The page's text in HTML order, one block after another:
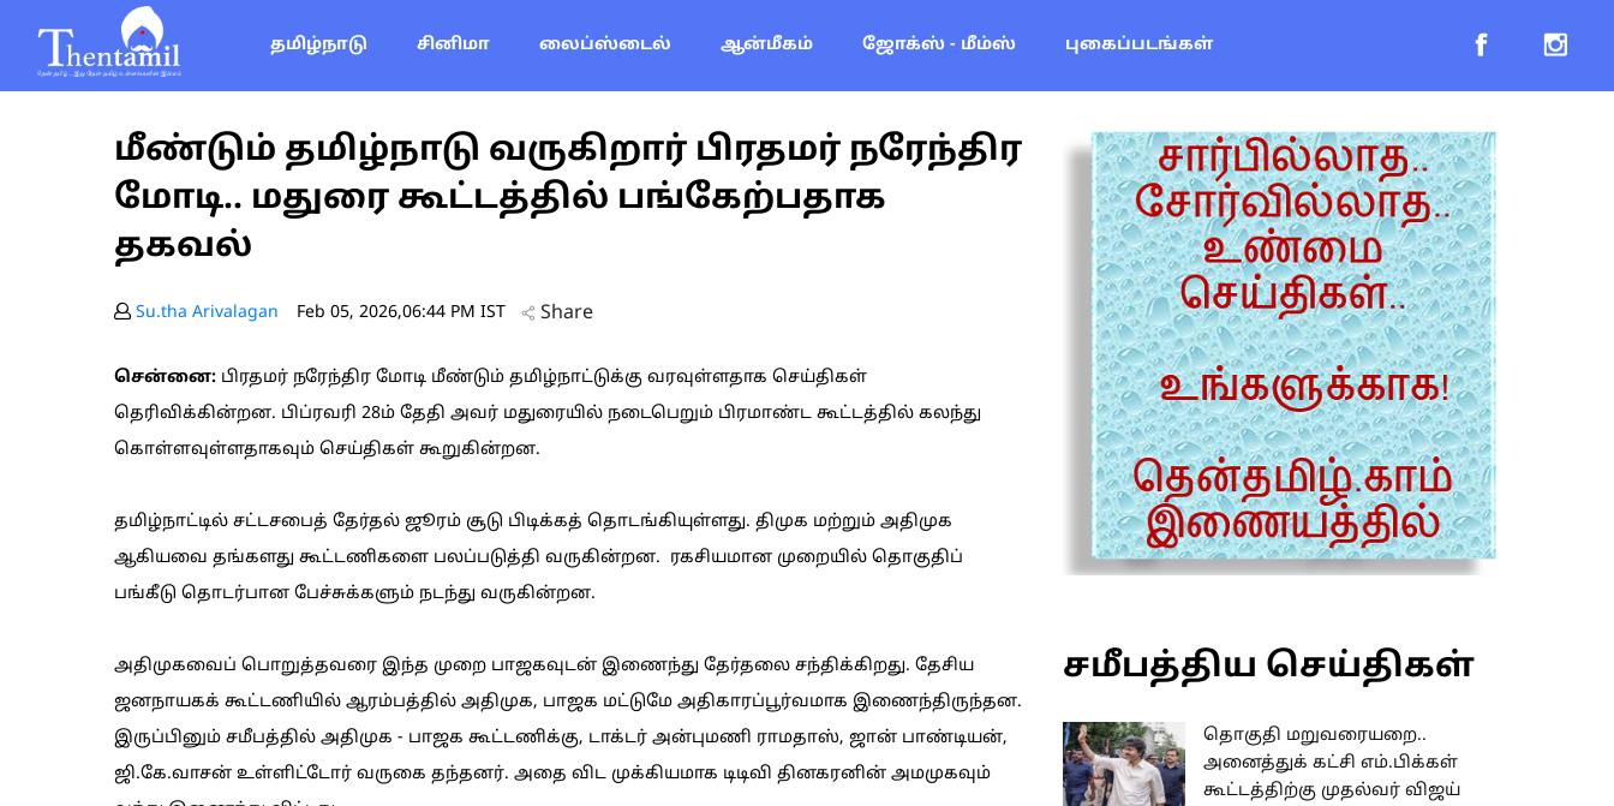
தமிழ்நாடு சினிமா லைப்ஸ்டைல் ஆன்மீகம் ஜோக்ஸ் - மீம்ஸ் புகைப்படங்கள்
மீண்டும் தமிழ்நாடு வருகிறார் பிரதமர் நரேந்திர
மோடி.. மதுரை கூட்டத்தில் பங்கேற்பதாக
தகவல்
Su.tha Arivalagan Feb 05, 2026,06:44 PM IST Share
சென்னை: பிரதமர் நரேந்திர மோடி மீண்டும் தமிழ்நாட்டுக்கு வரவுள்ளதாக செய்திகள்
தெரிவிக்கின்றன. பிப்ரவரி 28ம் தேதி அவர் மதுரையில் நடைபெறும் பிரமாண்ட கூட்டத்தில் கலந்து
கொள்ளவுள்ளதாகவும் செய்திகள் கூறுகின்றன.
தமிழ்நாட்டில் சட்டசபைத் தேர்தல் ஜூரம் சூடு பிடிக்கத் தொடங்கியுள்ளது. திமுக மற்றும் அதிமுக
ஆகியவை தங்களது கூட்டணிகளை பலப்படுத்தி வருகின்றன. ரகசியமான முறையில் தொகுதிப்
பங்கீடு தொடர்பான பேச்சுக்களும் நடந்து வருகின்றன.
அதிமுகவைப் பொறுத்தவரை இந்த முறை பாஜகவுடன் இணைந்து தேர்தலை சந்திக்கிறது. தேசிய
ஜனநாயகக் கூட்டணியில் ஆரம்பத்தில் அதிமுக, பாஜக மட்டுமே அதிகாரப்பூர்வமாக இணைந்திருந்தன.
இருப்பினும் சமீபத்தில் அதிமுக - பாஜக கூட்டணிக்கு, டாக்டர் அன்புமணி ராமதாஸ், ஜான் பாண்டியன்,
ஜி.கே.வாசன் உள்ளிட்டோர் வருகை தந்தனர். அதை விட முக்கியமாக டிடிவி தினகரனின் அமமுகவும்
சமீபத்திய செய்திகள்
தொகுதி மறுவரையறை..
அனைத்துக் கட்சி எம்.பிக்கள்
கூட்டத்திற்கு முதல்வர் விஜய்